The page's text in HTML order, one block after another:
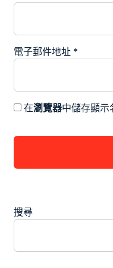
電子郵件地址 *
在瀏覽器中儲存顯示
搜尋